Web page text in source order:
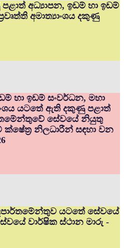
අධ්‍යාපන, ඉඩම් හා ඉඩම්
අමාත්‍යාංශය දකුණු
හා ඉඩම් සංවර්ධන, මහා
යටතේ ඇති දකුණු පළාත්
සේවයේ නියුතු
ක්ෂේත්‍ර නිලධාරීන් සඳහා වන
යටතේ සේවයේ
වාර්ෂික ස්ථාන මාරු -